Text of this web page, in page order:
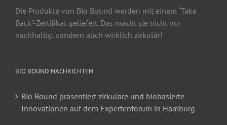
Die Produkte von Bio Bound werden mit einem “Take
Back”-Zertifikat geliefert. Das macht sie nicht nur
nachhaltig, sondern auch wirklich zirkulär!
BIO BOUND NACHRICHTEN
Bio Bound präsentiert zirkuläre und biobasierte
Innovationen auf dem Expertenforum in Hamburg